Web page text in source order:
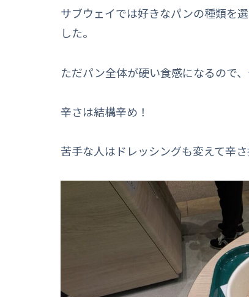
サブウェイでは好きなパンの種類を
した。
ただパン全体が硬い食感になるので
辛さは結構辛め！
苦手な人はドレッシングも変えて辛